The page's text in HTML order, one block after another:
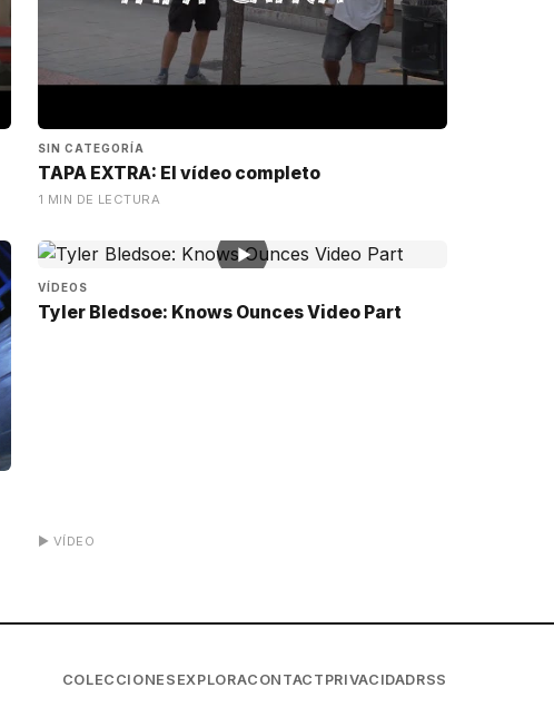
SIN CATEGORÍA
TAPA EXTRA: El vídeo completo
1 MIN DE LECTURA
▶
VÍDEOS
Tyler Bledsoe: Knows Ounces Video Part
▶ VÍDEO
COLECCIONES EXPLORACONTACT PRIVACIDADRSS